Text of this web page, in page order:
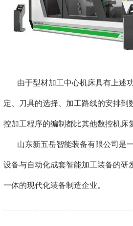
由于型材加工中心机床具有上述
定、刀具的选择、加工路线的安排到
控加工程序的编制都比其他数控机床
山东新五岳智能装备有限公司是
设备与自动化成套智能加工装备的研
一体的现代化装备制造企业。